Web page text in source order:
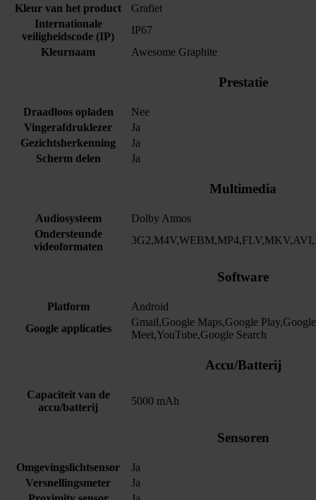
Kleur van het product
Grafiet
Internationale
veiligheidscode (IP)
IP67
Kleurnaam
Awesome Graphite
Prestatie
Draadloos opladen
Nee
Vingerafdruklezer
Ja
Gezichtsherkenning
Ja
Scherm delen
Ja
Multimedia
Audiosysteem
Dolby Atmos
Ondersteunde
videoformaten
Software
Platform
Android
Google applicaties
Gmail,Google Maps,Google
Meet,YouTube,Google Search
Accu/Batterij
Capaciteit van de
accu/batterij
5000 mAh
Sensoren
Omgevingslichtsensor
Ja
Versnellingsmeter
Ja